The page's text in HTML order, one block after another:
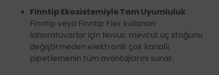
Finntip Ekosistemiyle Tam Uyumluluk
Finntip veya Finntip Flex kullanan
laboratuvarlar için Novus; mevcut uç stoğunu
değiştirmeden elektronik çok kanallı
pipetlemenin tüm avantajlarını sunar.